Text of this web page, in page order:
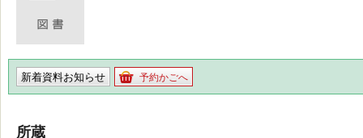
新着資料お知らせ 予約かごへ
所蔵